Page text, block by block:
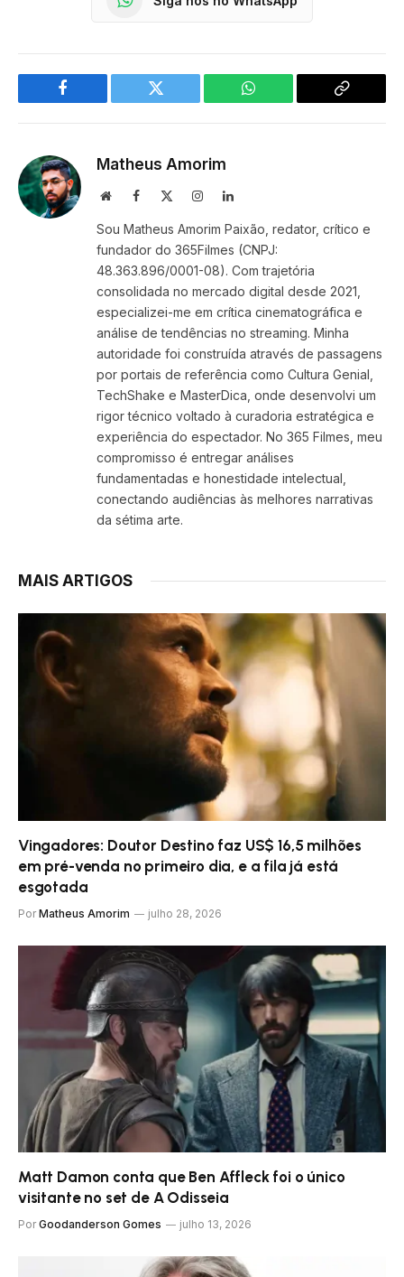
Facebook Twitter WhatsApp
Copy
Matheus Amorim
WebsiteFacebook InstagramLinkedIn
Sou Matheus Amorim Paixão, redator, crítico e
fundador do 365Filmes (CNPJ:
48.363.896/0001-08). Com trajetória
consolidada no mercado digital desde 2021,
especializei-me em crítica cinematográfica e
análise de tendências no streaming. Minha
autoridade foi construída através de passagens
por portais de referência como Cultura Genial,
TechShake e MasterDica, onde desenvolvi um
rigor técnico voltado à curadoria estratégica e
experiência do espectador. No 365 Filmes, meu
compromisso é entregar análises
fundamentadas e honestidade intelectual,
conectando audiências às melhores narrativas
da sétima arte.
MAIS ARTIGOS
Vingadores: Doutor Destino faz US$ 16,5 milhões
em pré-venda no primeiro dia, e a fila já está
esgotada
Por Matheus Amorim julho 28, 2026
Matt Damon conta que Ben Affleck foi o único
visitante no set de A Odisseia
Por Goodanderson Gomes julho 13, 2026